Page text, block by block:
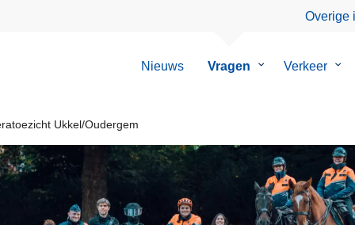
Overige
Nieuws Vragen
Submenu
Verkeer
Ukkel/Oudergem